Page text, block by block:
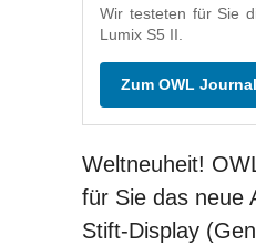
Wir testeten für Sie
Lumix S5 II.
Zum OWL
Weltneuheit!
für Sie das neue
Stift-Display